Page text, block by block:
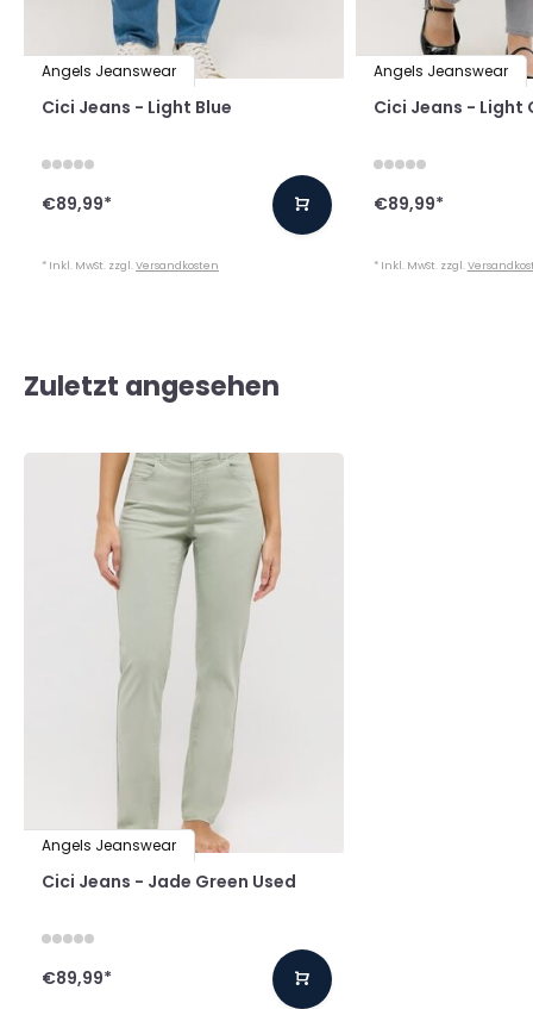
Angels Jeanswear
Cici Jeans - Light Blue
€89,99*
* Inkl. MwSt. zzgl.Versandkosten
Angels Jeanswear
Cici Jeans - Light
€89,99*
* Inkl. MwSt. zzgl.
Zuletzt angesehen
Angels Jeanswear
Cici Jeans - Jade Green Used
€89,99*